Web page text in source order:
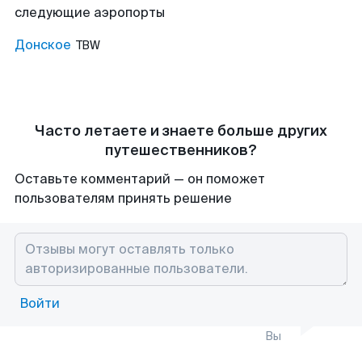
следующие аэропорты
Донское TBW
Часто летаете и знаете больше других
путешественников?
Оставьте комментарий — он поможет
пользователям принять решение
Войти
Вы